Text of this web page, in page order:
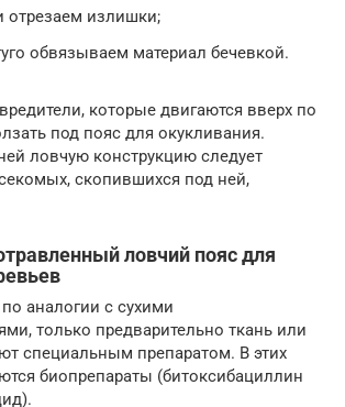
отрезаем излишки;
обвязываем материал бечевкой.
которые двигаются вверх по
под пояс для окукливания.
ловчую конструкцию следует
скопившихся под ней,
ловчий пояс для
аналогии с сухими
только предварительно ткань или
специальным препаратом. В этих
биопрепараты (битоксибациллин